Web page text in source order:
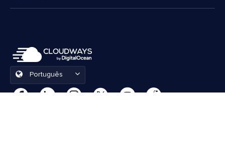
Português